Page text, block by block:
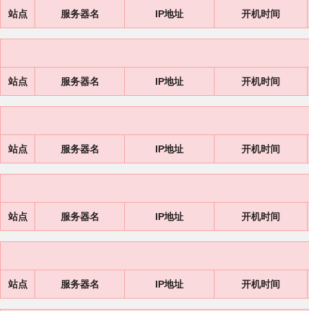
站点 服务器名 IP地址 开机时间
站点 服务器名 IP地址 开机时间
站点 服务器名 IP地址 开机时间
站点 服务器名 IP地址 开机时间
站点 服务器名 IP地址 开机时间